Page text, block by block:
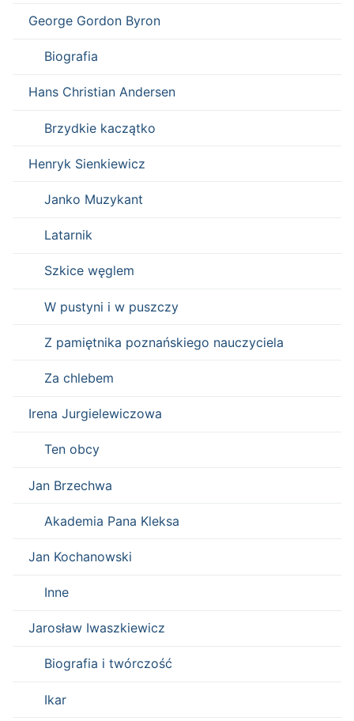
George Gordon Byron
Biografia
Hans Christian Andersen
Brzydkie kaczątko
Henryk Sienkiewicz
Janko Muzykant
Latarnik
Szkice węglem
W pustyni i w puszczy
Z pamiętnika poznańskiego nauczyciela
Za chlebem
Irena Jurgielewiczowa
Ten obcy
Jan Brzechwa
Akademia Pana Kleksa
Jan Kochanowski
Inne
Jarosław Iwaszkiewicz
Biografia i twórczość
Ikar